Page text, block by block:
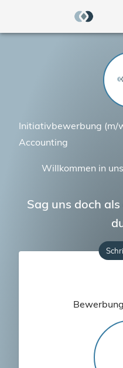
Initiativbewerbung (m/
Accounting
Willkommen in
Sag uns doch